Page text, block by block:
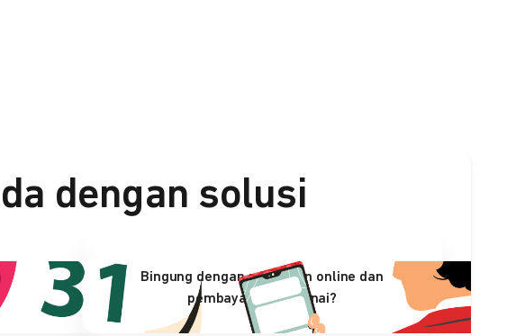
dengan solusi
Bingung dengan penjualan online dan
pembayaran nontunai?